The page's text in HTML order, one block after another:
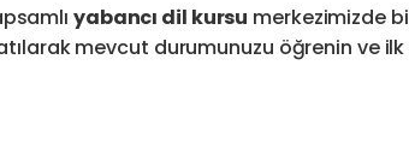
yabancı dil kursu merkezimizde
mevcut durumunuzu öğrenin ve ilk